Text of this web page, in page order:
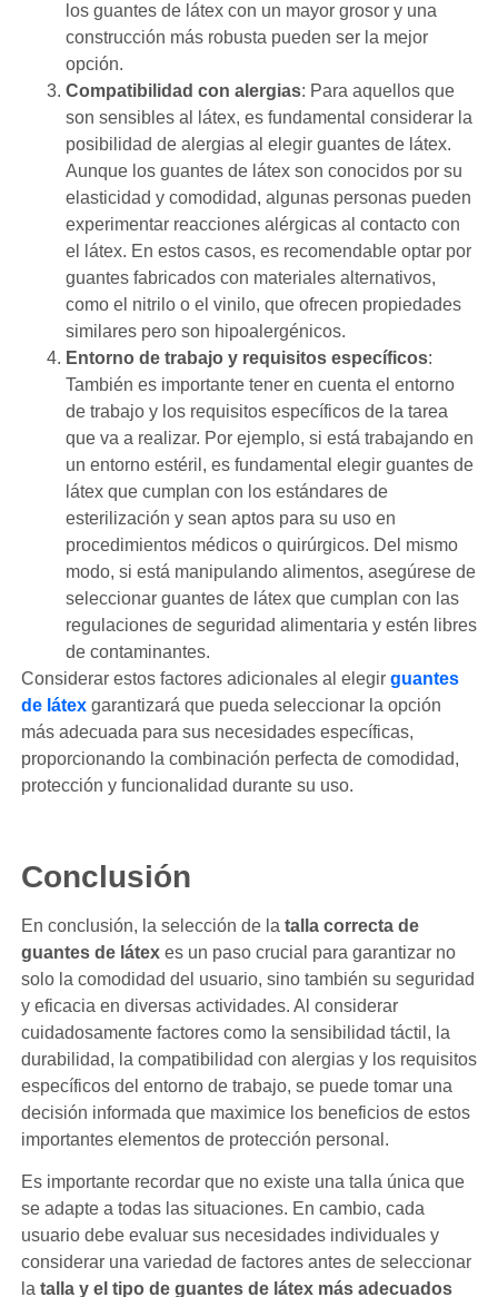
los guantes de látex con un mayor grosor y una
construcción más robusta pueden ser la mejor
opción.
Compatibilidad con alergias: Para aquellos que
son sensibles al látex, es fundamental considerar la
posibilidad de alergias al elegir guantes de látex.
Aunque los guantes de látex son conocidos por su
elasticidad y comodidad, algunas personas pueden
experimentar reacciones alérgicas al contacto con
el látex. En estos casos, es recomendable optar por
guantes fabricados con materiales alternativos,
como el nitrilo o el vinilo, que ofrecen propiedades
similares pero son hipoalergénicos.
Entorno de trabajo y requisitos específicos:
También es importante tener en cuenta el entorno
de trabajo y los requisitos específicos de la tarea
que va a realizar. Por ejemplo, si está trabajando en
un entorno estéril, es fundamental elegir guantes de
látex que cumplan con los estándares de
esterilización y sean aptos para su uso en
procedimientos médicos o quirúrgicos. Del mismo
modo, si está manipulando alimentos, asegúrese de
seleccionar guantes de látex que cumplan con las
regulaciones de seguridad alimentaria y estén libres
de contaminantes.
Considerar estos factores adicionales al elegir guantes
de látexgarantizará que pueda seleccionar la opción
más adecuada para sus necesidades específicas,
proporcionando la combinación perfecta de comodidad,
protección y funcionalidad durante su uso.
Conclusión
En conclusión, la selección de la talla correcta de
guantes de látexes un paso crucial para garantizar no
solo la comodidad del usuario, sino también su seguridad
y eficacia en diversas actividades. Al considerar
cuidadosamente factores como la sensibilidad táctil, la
durabilidad, la compatibilidad con alergias y los requisitos
específicos del entorno de trabajo, se puede tomar una
decisión informada que maximice los beneficios de estos
importantes elementos de protección personal.
Es importante recordar que no existe una talla única que
se adapte a todas las situaciones. En cambio, cada
usuario debe evaluar sus necesidades individuales y
considerar una variedad de factores antes de seleccionar
la talla y el tipo de guantes de látex más adecuados